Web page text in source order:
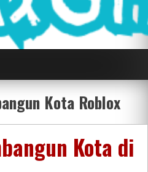
Kota Roblox
Kota di